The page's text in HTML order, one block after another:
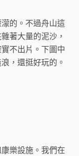
的。不過舟山這
著大量的泥沙，
不出片。下圖中
，還挺好玩的。
樂設施。我們在